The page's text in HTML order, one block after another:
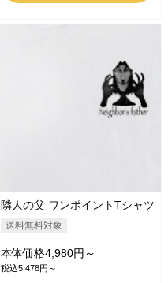
隣人の父 ワンポイントTシャツ
送料無料対象
本体価格4,980円～
税込5,478円～